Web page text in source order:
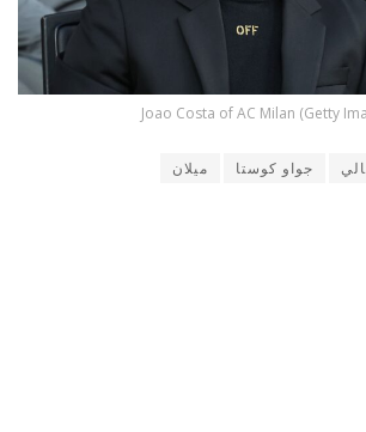
Joao Costa of AC Milan (Getty
جواو كوستا ميلان